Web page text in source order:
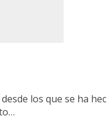
los que se ha